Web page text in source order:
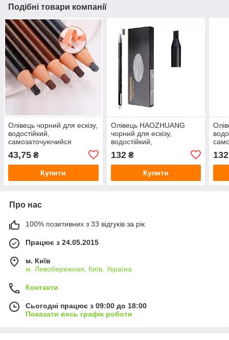
Подібні товари компанії
Олівець чорний для ескізу,
водостійкий,
самозаточуючийся
43,75 ₴
Купити
Олівець HAOZHUANG
чорний для ескізу,
водостійкий,
132₴
Купити
132
Про нас
100% позитивних з 33 відгуків за рік
Працює з 24.05.2015
м. Київ
м. Левобережная, Київ, Україна
Контакти
Сьогодні працює з 09:00 до 18:00
Показати весь графік роботи